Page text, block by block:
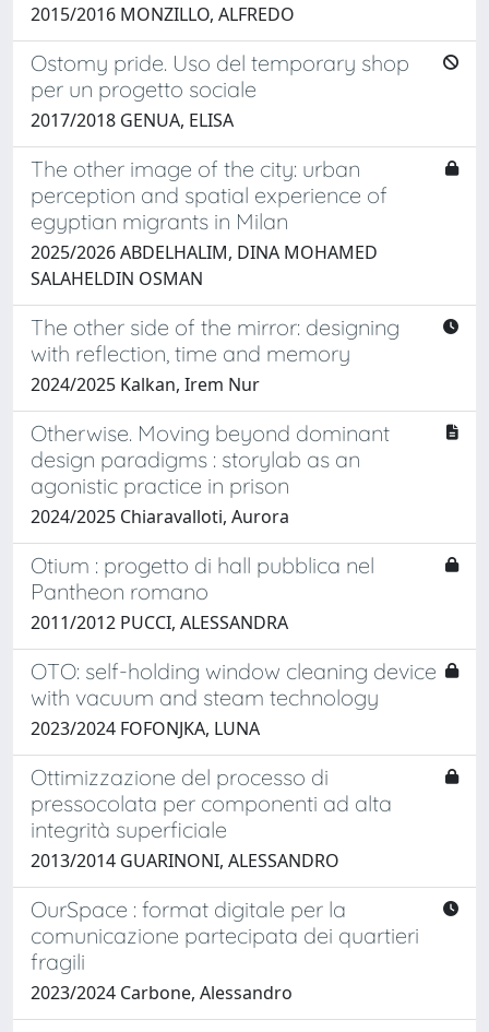
2015/2016 MONZILLO, ALFREDO
Ostomy pride. Uso del temporary shop
per un progetto sociale
2017/2018 GENUA, ELISA
The other image of the city: urban
perception and spatial experience of
egyptian migrants in Milan
2025/2026 ABDELHALIM, DINA MOHAMED
SALAHELDIN OSMAN
The other side of the mirror: designing
with reflection, time and memory
2024/2025 Kalkan, Irem Nur
Otherwise. Moving beyond dominant
design paradigms : storylab as an
agonistic practice in prison
2024/2025 Chiaravalloti, Aurora
Otium : progetto di hall pubblica nel
Pantheon romano
2011/2012 PUCCI, ALESSANDRA
OTO: self-holding window cleaning device
with vacuum and steam technology
2023/2024 FOFONJKA, LUNA
Ottimizzazione del processo di
pressocolata per componenti ad alta
integrità superficiale
2013/2014 GUARINONI, ALESSANDRO
OurSpace : format digitale per la
comunicazione partecipata dei quartieri
fragili
2023/2024 Carbone, Alessandro